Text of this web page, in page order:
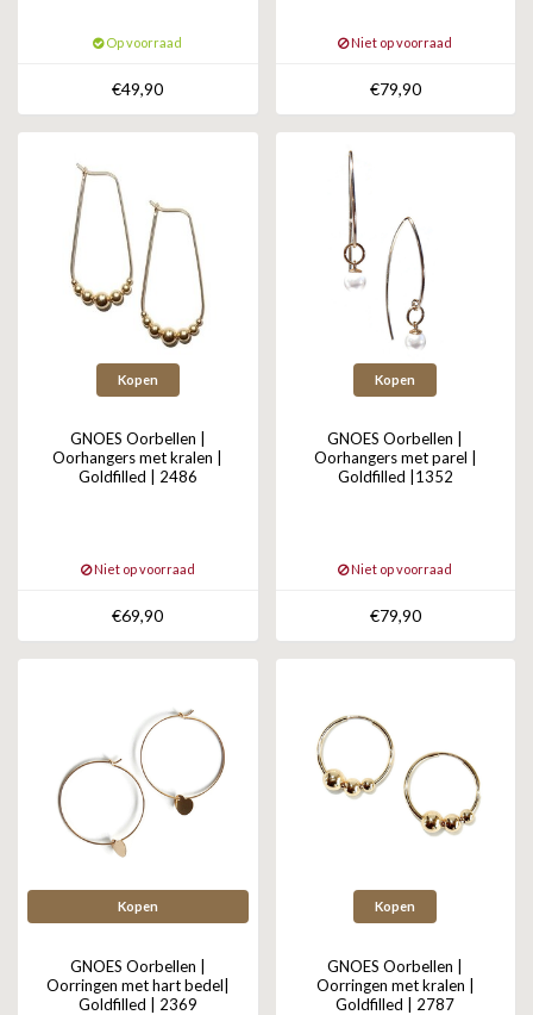
Op voorraad
€49,90
Niet op voorraad
€79,90
Kopen
GNOES Oorbellen |
Oorhangers met kralen |
Goldfilled | 2486
Niet op voorraad
€69,90
Kopen
GNOES Oorbellen |
Oorhangers met parel |
Goldfilled |1352
Niet op voorraad
€79,90
Kopen
GNOES Oorbellen |
Oorringen met hart bedel|
Goldfilled | 2369
Kopen
GNOES Oorbellen |
Oorringen met kralen |
Goldfilled | 2787